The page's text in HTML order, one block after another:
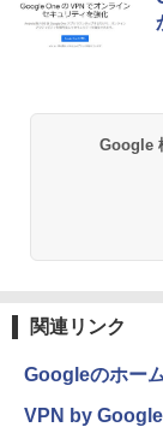
Google
関連リンク
Googleのホー
VPN by